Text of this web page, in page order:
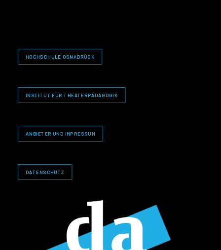
HOCHSCHULE OSNABRÜCK
INSTITUT FÜR THEATERPÄDAGOGIK
ANBIETER UND IMPRESSUM
DATENSCHUTZ